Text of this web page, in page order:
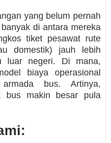
yang belum pernah
di antara mereka
tiket pesawat rute
domestik) jauh lebih
luar negeri. Di mana,
biaya operasional
bus. Artinya,
bus makin besar pula